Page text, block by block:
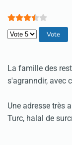
Veuillez voter
La famille des
s'agranndir, avec
Une adresse très
Turc, halal de